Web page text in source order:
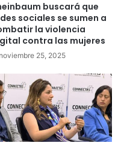
buscará que
sociales se sumen a
la violencia
contra las mujeres
noviembre 25, 2025